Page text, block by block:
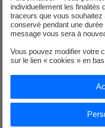
énergétiques.»
Lien d’accès à Monha :https://
[1]
A travers sa filiale EDEV
Loi n°2021-1104 du22 aout
climatique et renforcement de la
JORF du 24 août 2021, article
individuellement les finalités
traceurs que vous
conservé pendant une
message vous sera à
Vous pouvez modifier votre
sur le lien « cookies » en